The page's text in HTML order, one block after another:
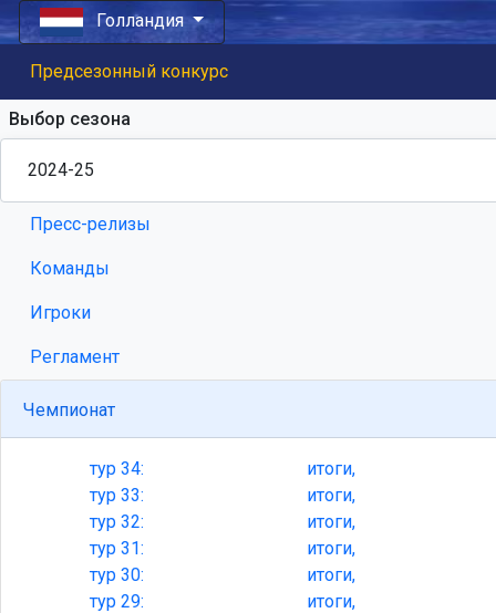
Голландия
Предсезонный конкурс
Выбор сезона
Пресс-релизы
Команды
Игроки
Регламент
Чемпионат
тур 34:
итоги,
тур 33:
итоги,
тур 32:
итоги,
тур 31:
итоги,
тур 30:
итоги,
тур 29:
итоги,